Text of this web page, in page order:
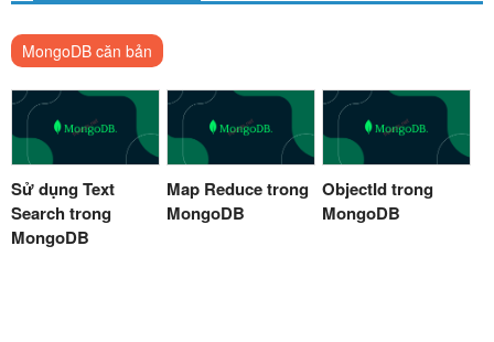
MongoDB căn bản
Sử dụng Text
Search trong
MongoDB
Map Reduce trong
MongoDB
ObjectId trong
MongoDB